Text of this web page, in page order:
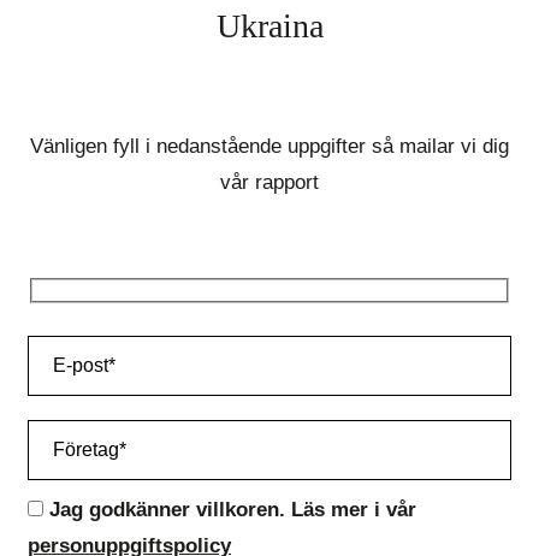
Ukraina
Vänligen fyll i nedanstående uppgifter så mailar vi dig
vår rapport
Jag godkänner villkoren. Läs mer i vår
personuppgiftspolicy